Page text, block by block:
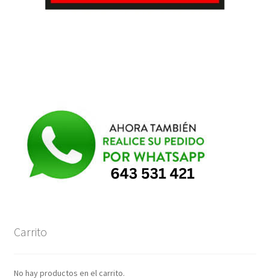
Carrito
No hay productos en el carrito.